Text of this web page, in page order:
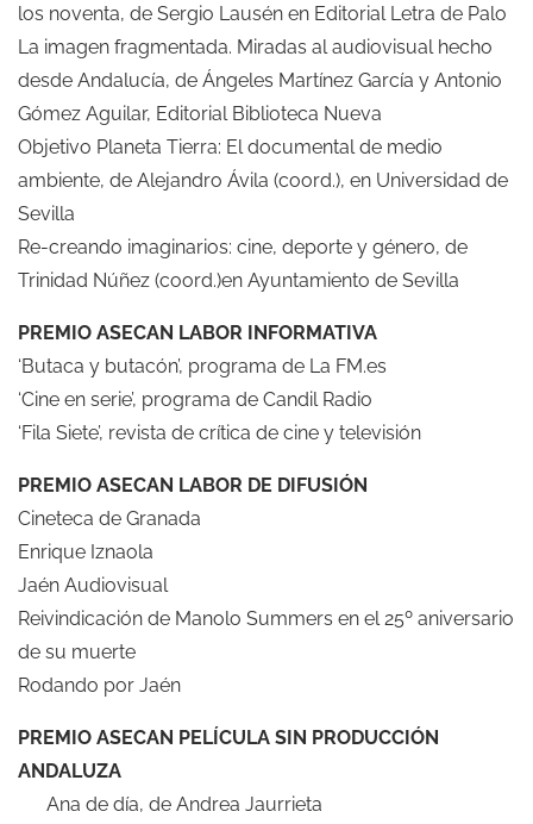
los noventa, de Sergio Lausén en Editorial Letra de Palo
La imagen fragmentada. Miradas al audiovisual hecho
desde Andalucía, de Ángeles Martínez García y Antonio
Gómez Aguilar, Editorial Biblioteca Nueva
Objetivo Planeta Tierra: El documental de medio
ambiente, de Alejandro Ávila (coord.), en Universidad de
Sevilla
Re-creando imaginarios: cine, deporte y género, de
Trinidad Núñez (coord.)en Ayuntamiento de Sevilla
PREMIO ASECAN LABOR INFORMATIVA
‘Butaca y butacón’, programa de La FM.es
‘Cine en serie’, programa de Candil Radio
‘Fila Siete’, revista de crítica de cine y televisión
PREMIO ASECAN LABOR DE DIFUSIÓN
Cineteca de Granada
Enrique Iznaola
Jaén Audiovisual
Reivindicación de Manolo Summers en el 25º aniversario
de su muerte
Rodando por Jaén
PREMIO ASECAN PELÍCULA SIN PRODUCCIÓN
ANDALUZA
Ana de día, de Andrea Jaurrieta